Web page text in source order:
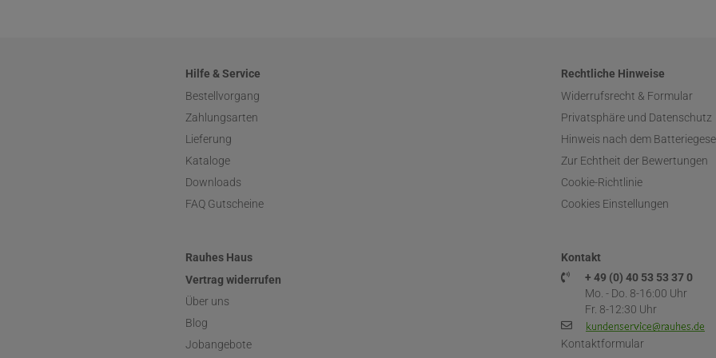
Hilfe & Service
Bestellvorgang
Zahlungsarten
Lieferung
Kataloge
Downloads
FAQ Gutscheine
Rechtliche Hinweise
Widerrufsrecht & Formular
Privatsphäre und Datenschutz
Hinweis nach dem
Zur Echtheit der Bewertungen
Cookie-Richtlinie
Cookies Einstellungen
Rauhes Haus
Vertrag widerrufen
Über uns
Blog
Jobangebote
Kontakt
+ 49 (0) 40 53 53 37 0
Mo. - Do. 8-16:00 Uhr
Fr. 8-12:30 Uhr
Kontaktformular